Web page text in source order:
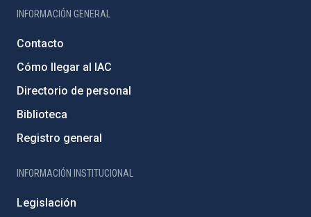
INFORMACIÓN GENERAL
Contacto
Cómo llegar al IAC
Directorio de personal
Biblioteca
Registro general
INFORMACIÓN INSTITUCIONAL
Legislación